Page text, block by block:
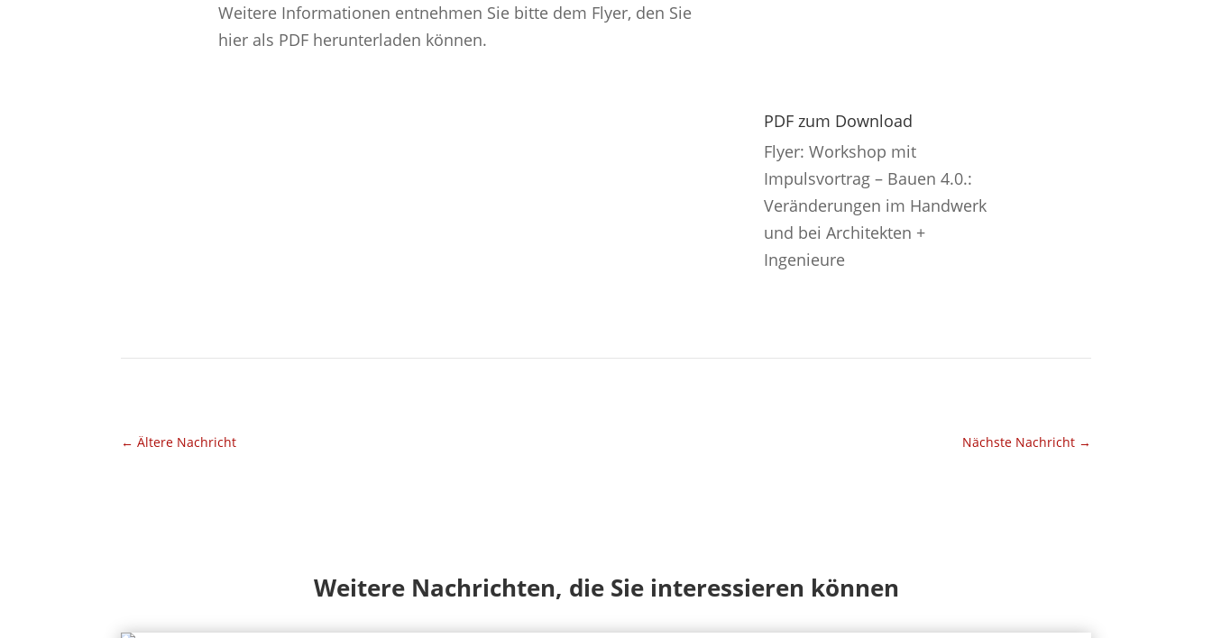
Weitere Informationen entnehmen Sie bitte dem Flyer, den Sie
hier als PDF herunterladen können.
PDF zum Download
Flyer: Workshop mit
Impulsvortrag – Bauen 4.0.:
Veränderungen im Handwerk
und bei Architekten +
Ingenieure
←Ältere Nachricht Nächste Nachricht→
Weitere Nachrichten, die Sie interessieren können